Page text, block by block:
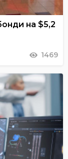
на $5,2
1469